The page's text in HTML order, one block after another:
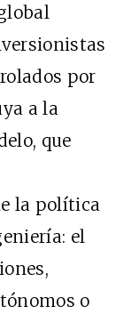
por
a la
que
la política
el
o